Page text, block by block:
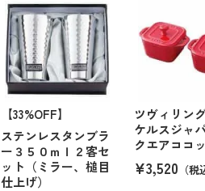
【33%OFF】
ステンレスタンブラ
ー３５０ｍｌ２客セ
ット（ミラー、槌目
仕上げ）
ツヴィリン
ケルスジャ
クエアココ
¥3,520 （